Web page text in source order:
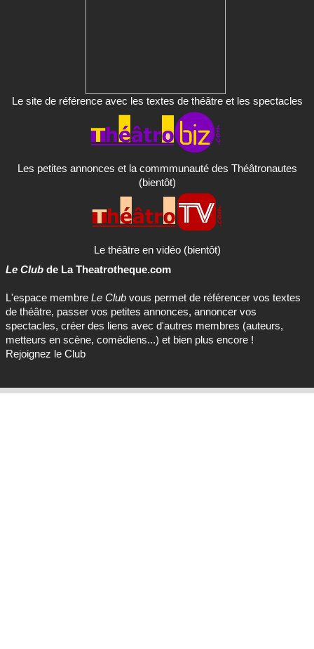
Le site de référence avec les textes de théâtre et les spectacles
Les petites annonces et la commmunauté des Théâtronautes
(bientôt)
Le théâtre en vidéo (bientôt)
Le Club de La Theatrotheque.com
L'espace membre Le Club vous permet de référencer vos textes
de théâtre, passer vos petites annonces, annoncer vos
spectacles, créer des liens avec d'autres membres (auteurs,
metteurs en scène, comédiens...) et bien plus encore !
Rejoignez le Club